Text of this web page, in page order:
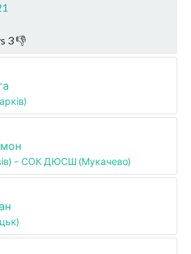
3👎
– СОК ДЮСШ (Мукачево)